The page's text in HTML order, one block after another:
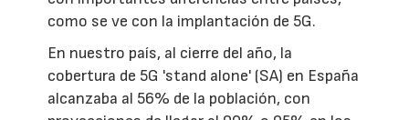
como se ve con la implantación de 5G.
En nuestro país, al cierre del año, la
cobertura de 5G 'stand alone' (SA) en España
alcanzaba al 56% de la población, con